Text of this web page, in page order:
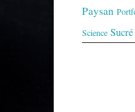
Paysan
Science Sucré